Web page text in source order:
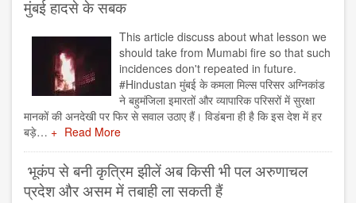
मुंबई हादसे के सबक
This article discuss about what lesson we
should take from Mumabi fire so that such
incidences don't repeated in future.
#Hindustan मुंबई के कमला मिल्स परिसर अग्निकांड
ने बहुमंजिला इमारतों और व्यापारिक परिसरों में सुरक्षा
मानकों की अनदेखी पर फिर से सवाल उठाए हैं। विडंबना ही है कि इस देश में हर
बड़े…
Read More
भूकंप से बनी कृत्रिम झीलें अब किसी भी पल अरुणाचल
प्रदेश और असम में तबाही ला सकती हैं